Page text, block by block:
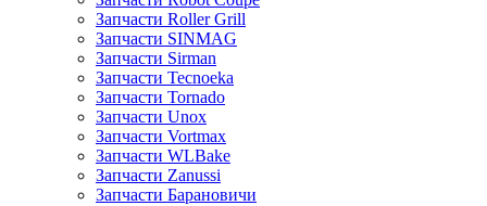
Запчасти Roller Grill
Запчасти SINMAG
Запчасти Sirman
Запчасти Tecnoeka
Запчасти Tornado
Запчасти Unox
Запчасти Vortmax
Запчасти WLBake
Запчасти Zanussi
Запчасти Барановичи